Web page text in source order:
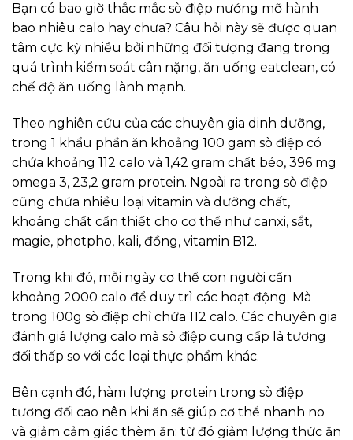
Bạn có bao giờ thắc mắc sò điệp nướng mỡ hành
bao nhiêu calo hay chưa? Câu hỏi này sẽ được quan
tâm cực kỳ nhiều bởi những đối tượng đang trong
quá trình kiểm soát cân nặng, ăn uống eatclean, có
chế độ ăn uống lành mạnh.
Theo nghiên cứu của các chuyên gia dinh dưỡng,
trong 1 khẩu phần ăn khoảng 100 gam sò điệp có
chứa khoảng 112 calo và 1,42 gram chất béo, 396 mg
omega 3, 23,2 gram protein. Ngoài ra trong sò điệp
cũng chứa nhiều loại vitamin và dưỡng chất,
khoáng chất cần thiết cho cơ thể như canxi, sắt,
magie, photpho, kali, đồng, vitamin B12.
Trong khi đó, mỗi ngày cơ thể con người cần
khoảng 2000 calo để duy trì các hoạt động. Mà
trong 100g sò điệp chỉ chứa 112 calo. Các chuyên gia
đánh giá lượng calo mà sò điệp cung cấp là tương
đối thấp so với các loại thực phẩm khác.
Bên cạnh đó, hàm lượng protein trong sò điệp
tương đối cao nên khi ăn sẽ giúp cơ thể nhanh no
và giảm cảm giác thèm ăn; từ đó giảm lượng thức ăn